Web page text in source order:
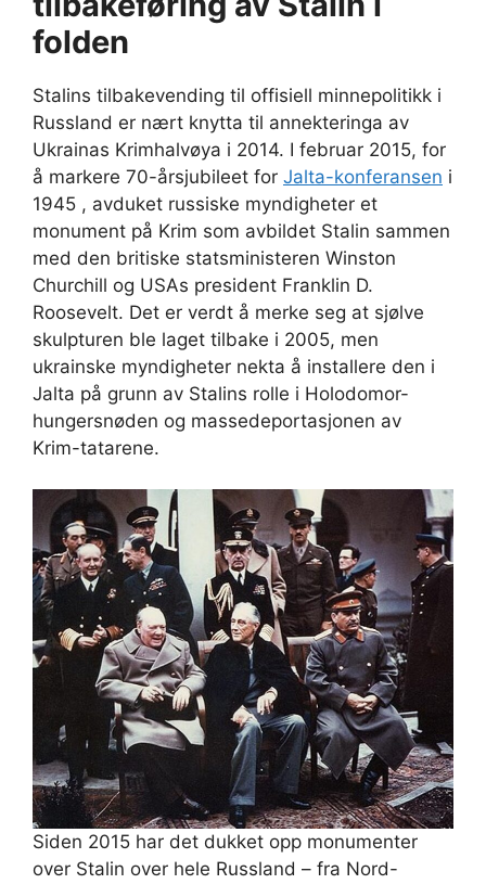
folden
Stalins tilbakevending til offisiell minnepolitikk i
Russland er nært knytta til annekteringa av
Ukrainas Krimhalvøya i 2014. I februar 2015, for
å markere 70-årsjubileet for Jalta-konferansen i
1945 , avduket russiske myndigheter et
monument på Krim som avbildet Stalin sammen
med den britiske statsministeren Winston
Churchill og USAs president Franklin D.
Roosevelt. Det er verdt å merke seg at sjølve
skulpturen ble laget tilbake i 2005, men
ukrainske myndigheter nekta å installere den i
Jalta på grunn av Stalins rolle i Holodomor-
hungersnøden og massedeportasjonen av
Krim-tatarene.
Siden 2015 har det dukket opp monumenter
over Stalin over hele Russland – fra Nord-